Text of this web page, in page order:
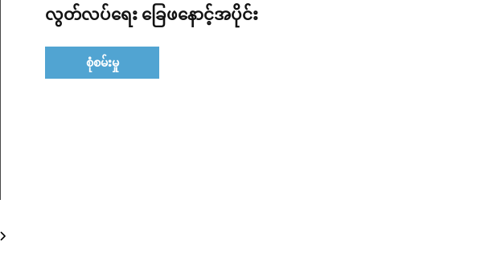
လွတ်လပ်ရေး ခြေဖနောင့်အပိုင်း
စုံစမ်းမှု